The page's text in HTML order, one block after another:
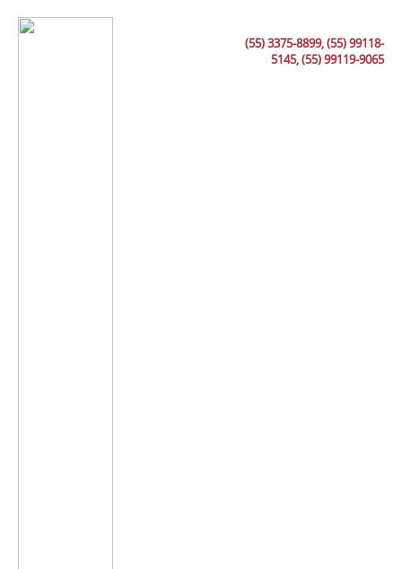
(55) 3375-8899, (55) 99118-
5145, (55) 99119-9065